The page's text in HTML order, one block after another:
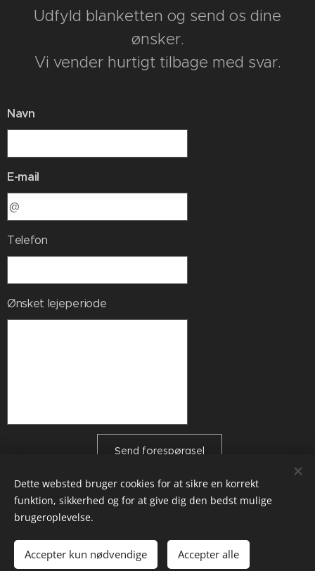
Udfyld blanketten og send os dine
ønsker.
Vi vender hurtigt tilbage med svar.
Navn
E-mail
Telefon
Ønsket lejeperiode
Send forespørgsel
Kontakt: Lars & Lisbeth Koch Rasmussen - Collinsgade 4, 3., 2100
København Ø - booking@piemonteferie.dk
CIN IT004131C2TGQXIQ63
Cookies
Dette websted bruger cookies for at sikre en korrekt
funktion, sikkerhed og for at give dig den bedst mulige
brugeroplevelse.
Accepter kun nødvendige Accepter alle